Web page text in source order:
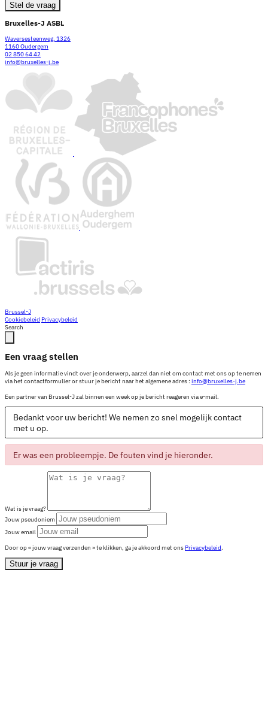
Stel de vraag
Bruxelles-J ASBL
Waversesteenweg, 1326
1160 Oudergem
02 850 64 42
info@bruxelles-j.be
Brussel-J
Cookiebeleid Privacybeleid
Search
Een vraag stellen
Als je geen informatie vindt over je onderwerp, aarzel dan niet om contact met ons op te nemen
via het contactformulier or stuur je bericht naar het algemene adres : info@bruxelles-j.be
Een partner van Brussel-J zal binnen een week op je bericht reageren via e-mail.
Bedankt voor uw bericht! We nemen zo snel mogelijk contact
met u op.
Er was een probleempje. De fouten vind je hieronder.
Wat is je vraag?
Jouw pseudoniem
Jouw email
Door op « jouw vraag verzenden » te klikken, ga je akkoord met ons Privacybeleid.
Stuur je vraag